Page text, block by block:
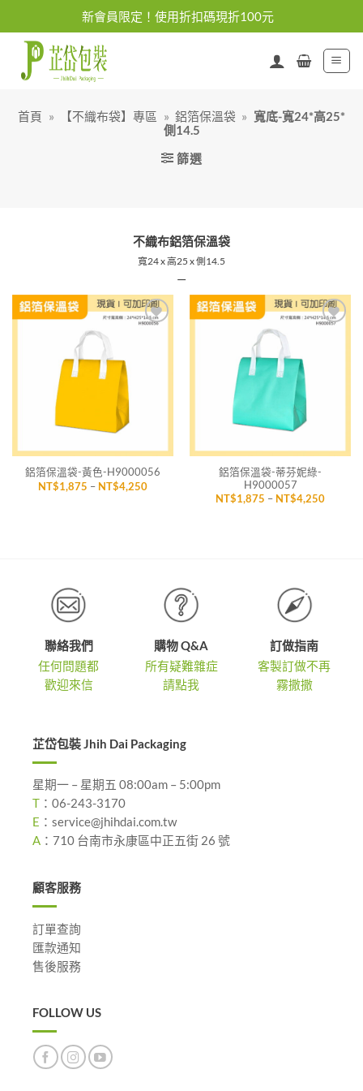
content
新會員限定！使用折扣碼現折100元
首頁 » 【不織布袋】專區 » 鋁箔保溫袋 » 寬底-寬24*高25*
側14.5
篩選
不織布鋁箔保溫袋
寬24 x 高25 x 側14.5
—
鋁箔保溫袋-黃色-H9000056
NT$1,875 – NT$4,250價
鋁箔保溫袋-蒂芬妮綠-
H9000057
NT$1,875 – NT$4,250價
聯絡我們
任何問題都
歡迎來信
購物 Q&A
所有疑難雜症
請點我
訂做指南
客製訂做不再
霧撒撒
芷岱包裝 Jhih Dai Packaging
星期一 – 星期五 08:00am – 5:00pm
T ： 06-243-3170
E ： service@jhihdai.com.tw
A ： 710 台南市永康區中正五街 26 號
顧客服務
訂單查詢
匯款通知
售後服務
FOLLOW US